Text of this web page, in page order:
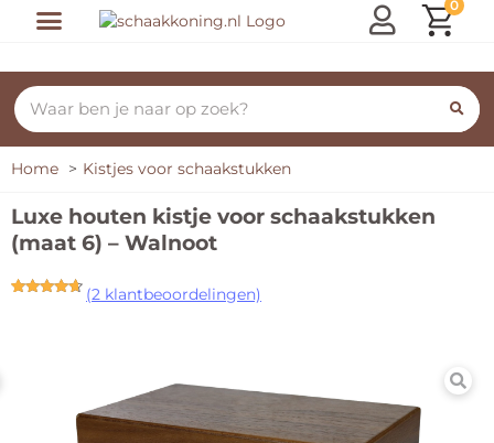
0
Home Kistjes voor schaakstukken
Luxe houten kistje voor schaakstukken
(maat 6) – Walnoot
Gewaardeerd
(2 klantbeoordelingen)